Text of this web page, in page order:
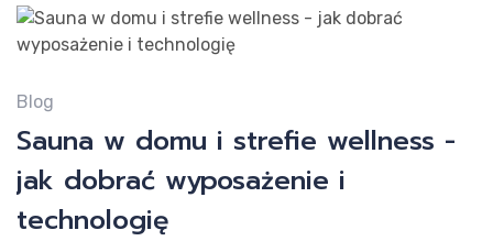
Blog
Sauna w domu i strefie wellness -
jak dobrać wyposażenie i
technologię